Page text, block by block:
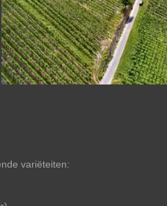
variëteiten: